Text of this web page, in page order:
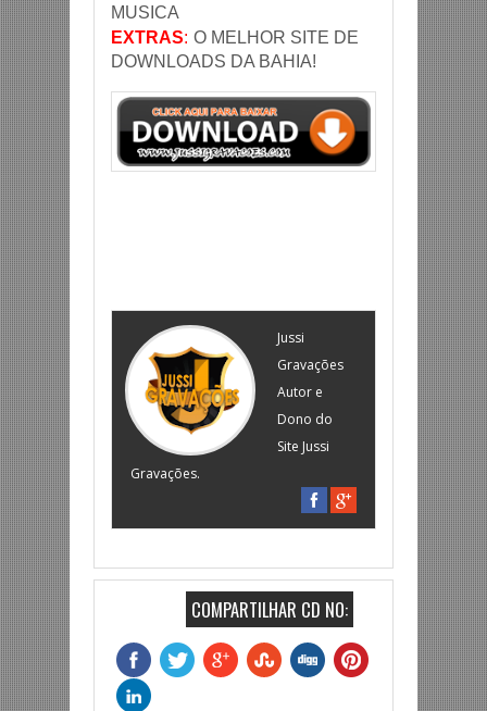
MUSICA
EXTRAS: O MELHOR SITE DE
DOWNLOADS DA BAHIA!
Jussi
Gravações
Autor e
Dono do
Site Jussi
Gravações.
COMPARTILHAR CD NO: